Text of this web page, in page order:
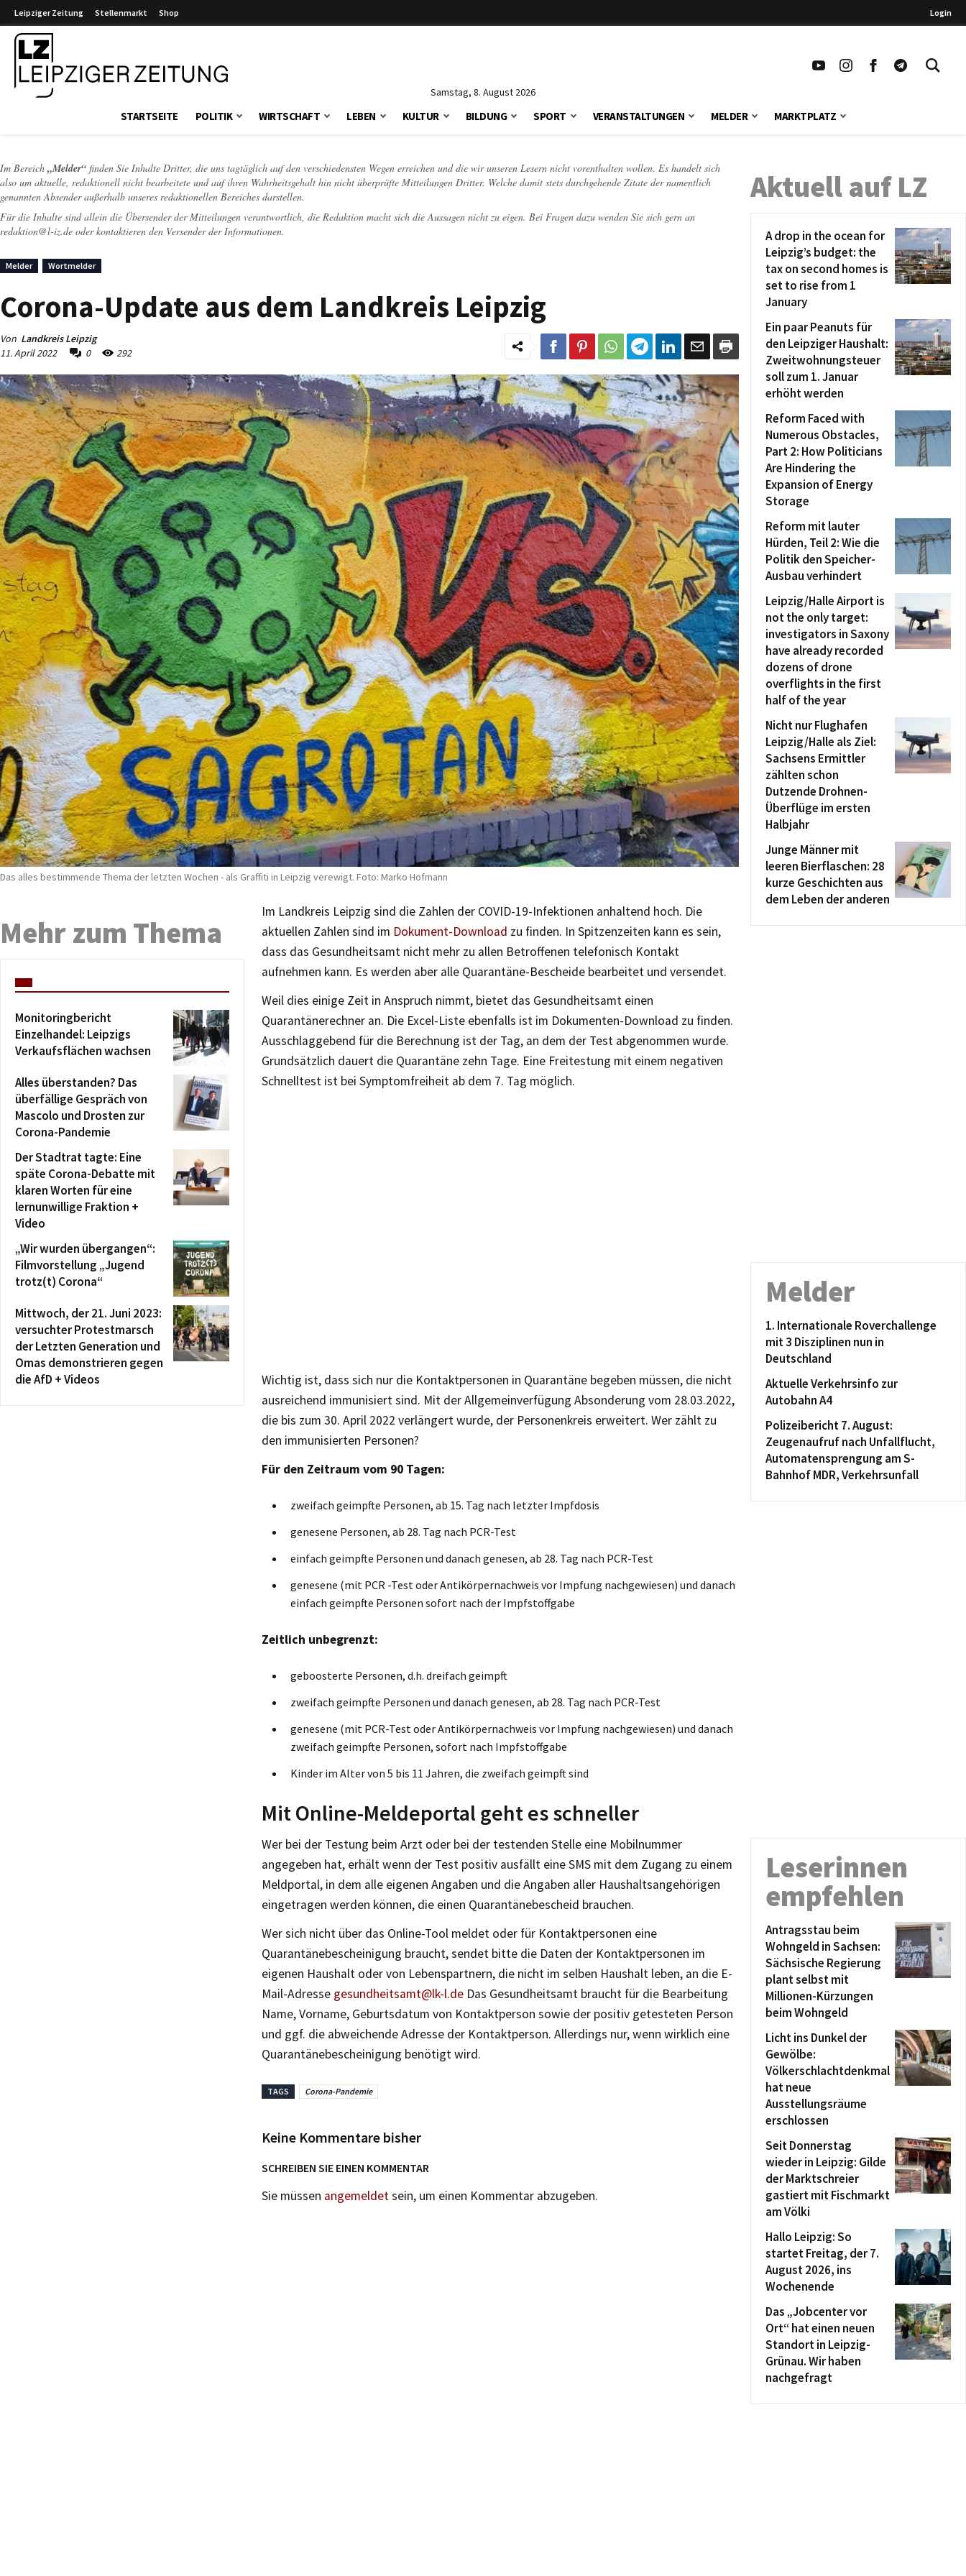
Leipziger Zeitung Stellenmarkt Shop Login
Samstag, 8. August 2026
STARTSEITE POLITIK WIRTSCHAFT LEBEN KULTUR BILDUNG SPORT VERANSTALTUNGEN MELDER MARKTPLATZ
Im Bereich „Melder“ finden Sie Inhalte Dritter, die uns tagtäglich auf den verschiedensten Wegen erreichen und die wir unseren Lesern nicht vorenthalten wollen. Es handelt sich
also um aktuelle, redaktionell nicht bearbeitete und auf ihren Wahrheitsgehalt hin nicht überprüfte Mitteilungen Dritter. Welche damit stets durchgehende Zitate der namentlich
genannten Absender außerhalb unseres redaktionellen Bereiches darstellen.
Für die Inhalte sind allein die Übersender der Mitteilungen verantwortlich, die Redaktion macht sich die Aussagen nicht zu eigen. Bei Fragen dazu wenden Sie sich gern an
redaktion@l-iz.de oder kontaktieren den Versender der Informationen.
Melder Wortmelder
Corona-Update aus dem Landkreis Leipzig
Von Landkreis Leipzig
11. April 2022
0 292
Das alles bestimmende Thema der letzten Wochen - als Graffiti in Leipzig verewigt. Foto: Marko Hofmann
Im Landkreis Leipzig sind die Zahlen der COVID-19-Infektionen anhaltend hoch. Die
aktuellen Zahlen sind im Dokument-Download zu finden. In Spitzenzeiten kann es sein,
dass das Gesundheitsamt nicht mehr zu allen Betroffenen telefonisch Kontakt
aufnehmen kann. Es werden aber alle Quarantäne-Bescheide bearbeitet und versendet.
Weil dies einige Zeit in Anspruch nimmt, bietet das Gesundheitsamt einen
Quarantänerechner an. Die Excel-Liste ebenfalls ist im Dokumenten-Download zu finden.
Ausschlaggebend für die Berechnung ist der Tag, an dem der Test abgenommen wurde.
Grundsätzlich dauert die Quarantäne zehn Tage. Eine Freitestung mit einem negativen
Schnelltest ist bei Symptomfreiheit ab dem 7. Tag möglich.
Wichtig ist, dass sich nur die Kontaktpersonen in Quarantäne begeben müssen, die nicht
ausreichend immunisiert sind. Mit der Allgemeinverfügung Absonderung vom 28.03.2022,
die bis zum 30. April 2022 verlängert wurde, der Personenkreis erweitert. Wer zählt zu
den immunisierten Personen?
Für den Zeitraum vom 90 Tagen:
zweifach geimpfte Personen, ab 15. Tag nach letzter Impfdosis
genesene Personen, ab 28. Tag nach PCR-Test
einfach geimpfte Personen und danach genesen, ab 28. Tag nach PCR-Test
genesene (mit PCR -Test oder Antikörpernachweis vor Impfung nachgewiesen) und danach
einfach geimpfte Personen sofort nach der Impfstoffgabe
Zeitlich unbegrenzt:
geboosterte Personen, d.h. dreifach geimpft
zweifach geimpfte Personen und danach genesen, ab 28. Tag nach PCR-Test
genesene (mit PCR-Test oder Antikörpernachweis vor Impfung nachgewiesen) und danach
zweifach geimpfte Personen, sofort nach Impfstoffgabe
Kinder im Alter von 5 bis 11 Jahren, die zweifach geimpft sind
Mit Online-Meldeportal geht es schneller
Wer bei der Testung beim Arzt oder bei der testenden Stelle eine Mobilnummer
angegeben hat, erhält wenn der Test positiv ausfällt eine SMS mit dem Zugang zu einem
Meldportal, in dem alle eigenen Angaben und die Angaben aller Haushaltsangehörigen
eingetragen werden können, die einen Quarantänebescheid brauchen.
Wer sich nicht über das Online-Tool meldet oder für Kontaktpersonen eine
Quarantänebescheinigung braucht, sendet bitte die Daten der Kontaktpersonen im
eigenen Haushalt oder von Lebenspartnern, die nicht im selben Haushalt leben, an die E-
Mail-Adresse gesundheitsamt@lk-l.de Das Gesundheitsamt braucht für die Bearbeitung
Name, Vorname, Geburtsdatum von Kontaktperson sowie der positiv getesteten Person
und ggf. die abweichende Adresse der Kontaktperson. Allerdings nur, wenn wirklich eine
Quarantänebescheinigung benötigt wird.
TAGS Corona-Pandemie
Keine Kommentare bisher
SCHREIBEN SIE EINEN KOMMENTAR
Sie müssen angemeldetsein, um einen Kommentar abzugeben.
Mehr zum Thema
Monitoringbericht
Einzelhandel: Leipzigs
Verkaufsflächen wachsen
Alles überstanden? Das
überfällige Gespräch von
Mascolo und Drosten zur
Corona-Pandemie
Der Stadtrat tagte: Eine
späte Corona-Debatte mit
klaren Worten für eine
lernunwillige Fraktion +
Video
„Wir wurden übergangen“:
Filmvorstellung „Jugend
trotz(t) Corona“
Mittwoch, der 21. Juni 2023:
versuchter Protestmarsch
der Letzten Generation und
Omas demonstrieren gegen
die AfD + Videos
Aktuell auf LZ
A drop in the ocean for
Leipzig’s budget: the
tax on second homes is
set to rise from 1
January
Ein paar Peanuts für
den Leipziger Haushalt:
Zweitwohnungsteuer
soll zum 1. Januar
erhöht werden
Reform Faced with
Numerous Obstacles,
Part 2: How Politicians
Are Hindering the
Expansion of Energy
Storage
Reform mit lauter
Hürden, Teil 2: Wie die
Politik den Speicher-
Ausbau verhindert
Leipzig/Halle Airport is
not the only target:
investigators in Saxony
have already recorded
dozens of drone
overflights in the first
half of the year
Nicht nur Flughafen
Leipzig/Halle als Ziel:
Sachsens Ermittler
zählten schon
Dutzende Drohnen-
Überflüge im ersten
Halbjahr
Junge Männer mit
leeren Bierflaschen: 28
kurze Geschichten aus
dem Leben der anderen
Melder
1. Internationale Roverchallenge
mit 3 Disziplinen nun in
Deutschland
Aktuelle Verkehrsinfo zur
Autobahn A4
Polizeibericht 7. August:
Zeugenaufruf nach Unfallflucht,
Automatensprengung am S-
Bahnhof MDR, Verkehrsunfall
Leserinnen
empfehlen
Antragsstau beim
Wohngeld in Sachsen:
Sächsische Regierung
plant selbst mit
Millionen-Kürzungen
beim Wohngeld
Licht ins Dunkel der
Gewölbe:
Völkerschlachtdenkmal
hat neue
Ausstellungsräume
erschlossen
Seit Donnerstag
wieder in Leipzig: Gilde
der Marktschreier
gastiert mit Fischmarkt
am Völki
Hallo Leipzig: So
startet Freitag, der 7.
August 2026, ins
Wochenende
Das „Jobcenter vor
Ort“ hat einen neuen
Standort in Leipzig-
Grünau. Wir haben
nachgefragt